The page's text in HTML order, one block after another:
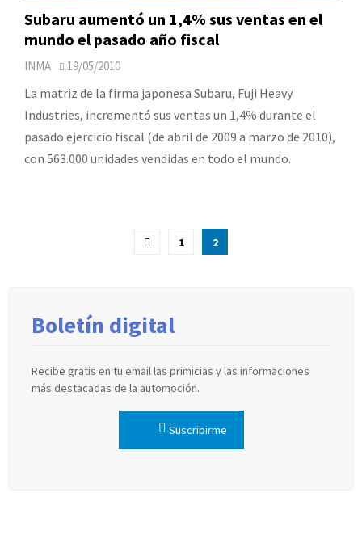
Subaru aumentó un 1,4% sus ventas en el
mundo el pasado año fiscal
INMA 19/05/2010
La matriz de la firma japonesa Subaru, Fuji Heavy
Industries, incrementó sus ventas un 1,4% durante el
pasado ejercicio fiscal (de abril de 2009 a marzo de 2010),
con 563.000 unidades vendidas en todo el mundo.
1 2
Boletín digital
Recibe gratis en tu email las primicias y las informaciones
más destacadas de la automoción.
Suscribirme